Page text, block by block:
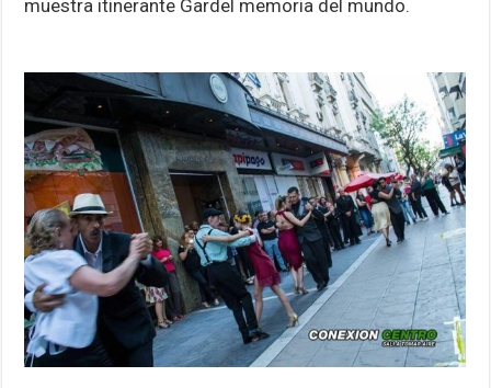
muestra itinerante Gardel memoria del mundo.